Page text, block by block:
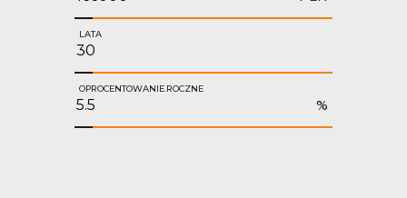
LATA
OPROCENTOWANIE.ROCZNE
%